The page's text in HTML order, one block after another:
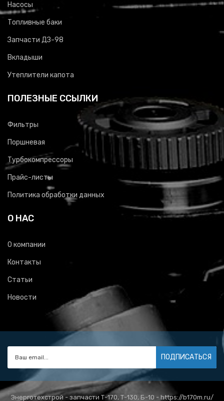
Насосы
Топливные баки
Запчасти ДЗ-98
Вкладыши
Утеплители капота
ПОЛЕЗНЫЕ ССЫЛКИ
Фильтры
Поршневая
Турбокомпрессоры
Прайс-листы
Политика обработки данных
О НАС
О компании
Контакты
Статьи
Новости
ПОДПИСАТЬСЯ
Энерготехстрой - запчасти Т-170, Т-130, Б-10 - https://b170m.ru/